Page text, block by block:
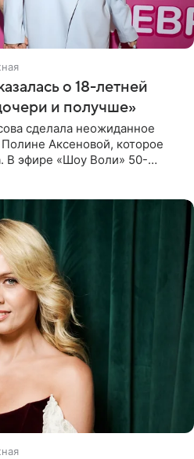
о 18-летней
и получше»
сделала неожиданное
Аксеновой, которое
В эфире «Шоу Воли» 50-